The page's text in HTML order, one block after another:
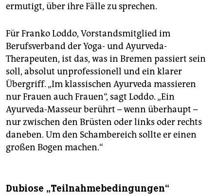
ermutigt, über ihre Fälle zu sprechen.
Für Franko Loddo, Vorstandsmitglied im
Berufsverband der Yoga- und Ayurveda-
Therapeuten, ist das, was in Bremen passiert sein
soll, absolut unprofessionell und ein klarer
Übergriff. „Im klassischen Ayurveda massieren
nur Frauen auch Frauen“, sagt Loddo. „Ein
Ayurveda-Masseur berührt – wenn überhaupt –
nur zwischen den Brüsten oder links oder rechts
daneben. Um den Schambereich sollte er einen
großen Bogen machen.“
Dubiose „Teilnahmebedingungen“